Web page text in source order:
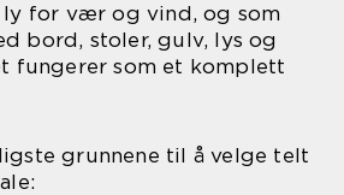
ly for vær og vind, og som
bord, stoler, gulv, lys og
fungerer som et komplett
grunnene til å velge telt